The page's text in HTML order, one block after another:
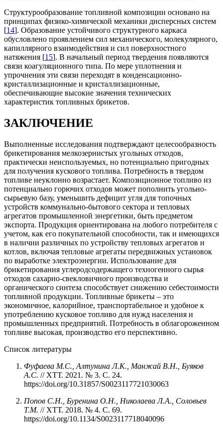
Структурообразование топливной композиции основано на
принципах физико-химической механики дисперсных систем
[14]. Образование устойчивого структурного каркаса
обусловлено проявлением сил механического, молекулярного,
капиллярного взаимодействия и сил поверхностного
натяжения [15]. В начальный период твердения появляются
связи коагуляционного типа. По мере уплотнения и
упрочнения эти связи переходят в конденсационно-
кристаллизационные и кристаллизационные,
обеспечивающие высокие значения технических
характеристик топливных брикетов.
ЗАКЛЮЧЕНИЕ
Выполненные исследования подтверждают целесообразность
брикетирования мелкозернистых угольных отходов,
практически неиспользуемых, но потенциально пригодных
для получения кускового топлива. Потребность в твердом
топливе неуклонно возрастает. Композиционное топливо из
потенциально горючих отходов может пополнить угольно-
сырьевую базу, уменьшить дефицит угля для топочных
устройств коммунально-бытового сектора и тепловых
агрегатов промышленной энергетики, быть предметом
экспорта. Продукция ориентирована на любого потребителя с
учетом, как его покупательной способности, так и имеющихся
в наличии различных по устройству тепловых агрегатов и
котлов, включая тепловые агрегаты передвижных установок
по выработке электроэнергии. Использование для
брикетирования углеродсодержащего техногенного сырья
отходов сахарно-свекловичного производства и
органического синтеза способствует снижению себестоимости
топливной продукции. Топливные брикеты – это
экономичное, калорийное, транспортабельное и удобное к
употреблению кусковое топливо для нужд населения и
промышленных предприятий. Потребность в облагороженном
топливе высокая, производство его перспективно.
Список литературы
Фуфаева М.С., Алтунина Л.К., Манжай В.Н., Буяков
А.С. // ХТТ. 2021. № 3. С. 24.
https://doi.org/10.31857/S0023117721030063
Попов С.Н., Буренина О.Н., Николаева Л.А., Соловьев
Т.М. // ХТТ. 2018. № 4. С. 69.
https://doi.org/10.1134/S0023117718040096